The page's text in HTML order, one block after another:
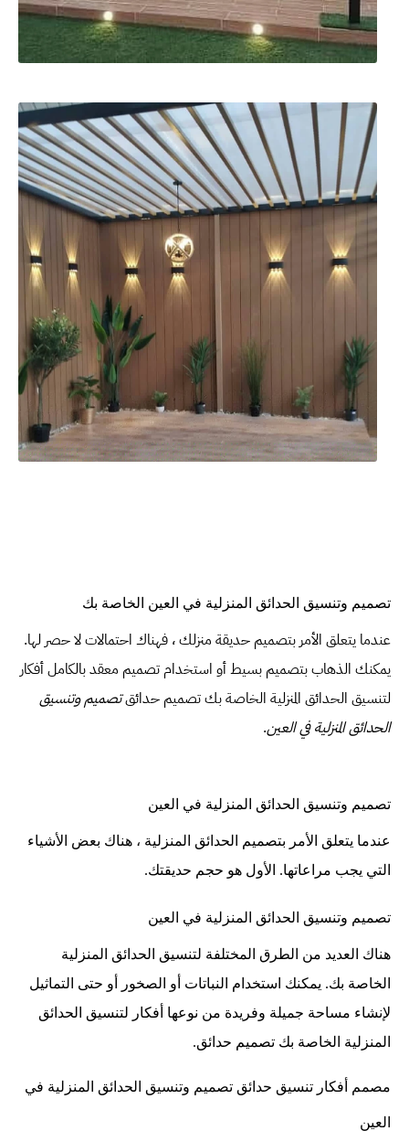
تصميم وتنسيق الحدائق المنزلية في العين الخاصة بك
عندما يتعلق الأمر بتصميم حديقة منزلك ، فهناك احتمالات لا حصر لها.
يمكنك الذهاب بتصميم بسيط أو استخدام تصميم معقد بالكامل أفكار
لتنسيق الحدائق المنزلية الخاصة بك تصميم حدائقتصميم وتنسيق
الحدائق المنزلية في العين.
تصميم وتنسيق الحدائق المنزلية في العين
عندما يتعلق الأمر بتصميم الحدائق المنزلية ، هناك بعض الأشياء
التي يجب مراعاتها. الأول هو حجم حديقتك.
تصميم وتنسيق الحدائق المنزلية في العين
هناك العديد من الطرق المختلفة لتنسيق الحدائق المنزلية
الخاصة بك. يمكنك استخدام النباتات أو الصخور أو حتى التماثيل
لإنشاء مساحة جميلة وفريدة من نوعها أفكار لتنسيق الحدائق
المنزلية الخاصة بك تصميم حدائق.
مصمم أفكار تنسيق حدائق تصميم وتنسيق الحدائق المنزلية في
العين